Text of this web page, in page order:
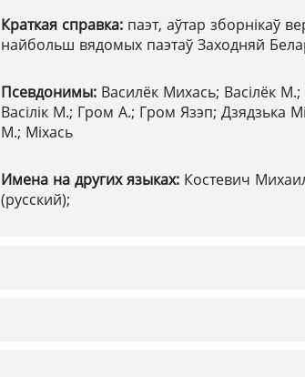
Краткая справка: паэт, аўтар зборнікаў
найбольш вядомых паэтаў Заходняй
Псевдонимы: Василёк Михась; Васілёк М.;
Васілік М.; Гром А.; Гром Язэп; Дзядзька
М.; Міхась
Имена на других языках: Костевич
(русский);